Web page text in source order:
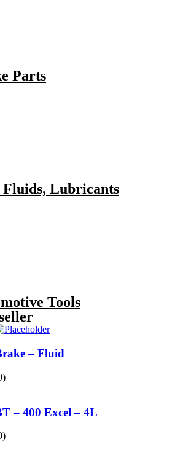
Parts
Fluids, Lubricants
Tools
– Fluid
– 400 Excel – 4L